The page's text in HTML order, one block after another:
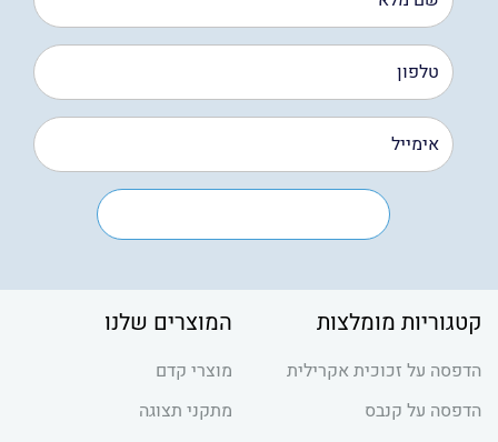
קטגוריות מומלצות
הדפסה על זכוכית אקרילית
הדפסה על קנבס
המוצרים שלנו
מוצרי קדם
מתקני תצוגה